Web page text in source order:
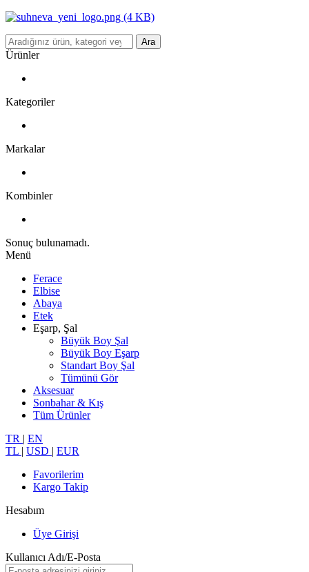
Ara
Ürünler
Kategoriler
Markalar
Kombinler
Sonuç bulunamadı.
Menü
Ferace
Elbise
Abaya
Etek
Eşarp, Şal
Büyük Boy Şal
Büyük Boy Eşarp
Standart Boy Şal
Tümünü Gör
Aksesuar
Sonbahar & Kış
Tüm Ürünler
TR | EN
TL | USD | EUR
Favorilerim
Kargo Takip
Hesabım
Üye Girişi
Kullanıcı Adı/E-Posta